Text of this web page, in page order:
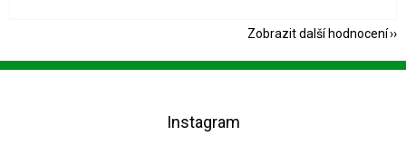
Zobrazit další hodnocení
Z
Instagram